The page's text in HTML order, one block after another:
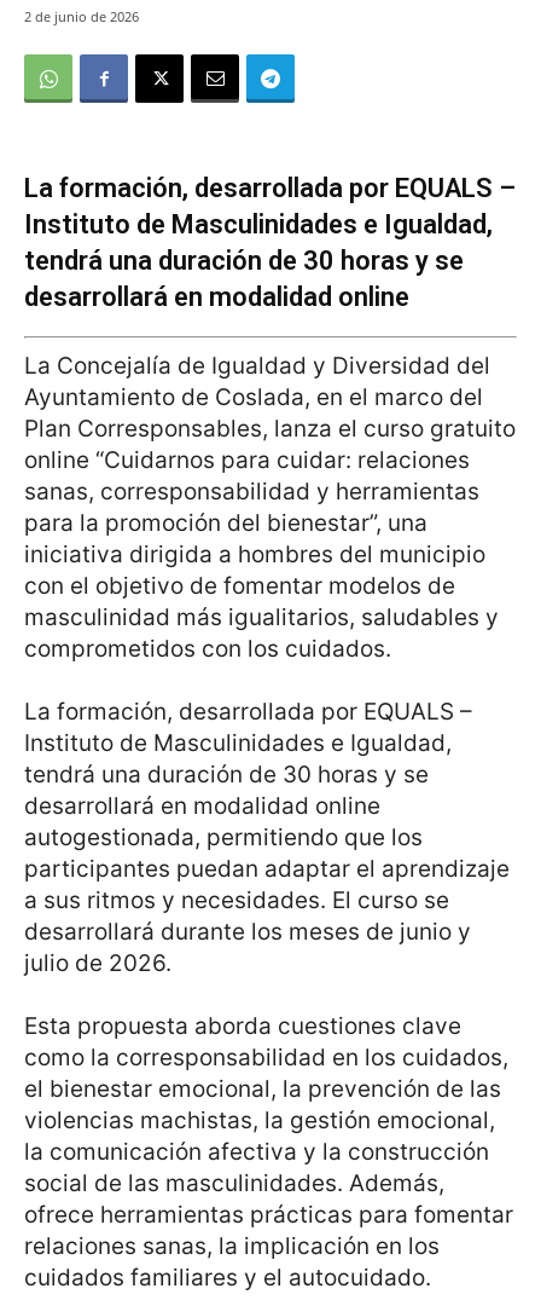
2 de junio de 2026
La formación, desarrollada por EQUALS –
Instituto de Masculinidades e Igualdad,
tendrá una duración de 30 horas y se
desarrollará en modalidad online
La Concejalía de Igualdad y Diversidad del
Ayuntamiento de Coslada, en el marco del
Plan Corresponsables, lanza el curso gratuito
online “Cuidarnos para cuidar: relaciones
sanas, corresponsabilidad y herramientas
para la promoción del bienestar”, una
iniciativa dirigida a hombres del municipio
con el objetivo de fomentar modelos de
masculinidad más igualitarios, saludables y
comprometidos con los cuidados.
La formación, desarrollada por EQUALS –
Instituto de Masculinidades e Igualdad,
tendrá una duración de 30 horas y se
desarrollará en modalidad online
autogestionada, permitiendo que los
participantes puedan adaptar el aprendizaje
a sus ritmos y necesidades. El curso se
desarrollará durante los meses de junio y
julio de 2026.
Esta propuesta aborda cuestiones clave
como la corresponsabilidad en los cuidados,
el bienestar emocional, la prevención de las
violencias machistas, la gestión emocional,
la comunicación afectiva y la construcción
social de las masculinidades. Además,
ofrece herramientas prácticas para fomentar
relaciones sanas, la implicación en los
cuidados familiares y el autocuidado.